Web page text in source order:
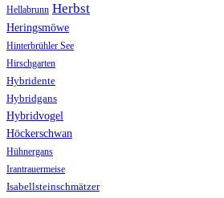
Hellabrunn Herbst
Heringsmöwe
Hinterbrühler See
Hirschgarten
Hybridente
Hybridgans
Hybridvogel
Höckerschwan
Hühnergans
Irantrauermeise
Isabellsteinschmätzer